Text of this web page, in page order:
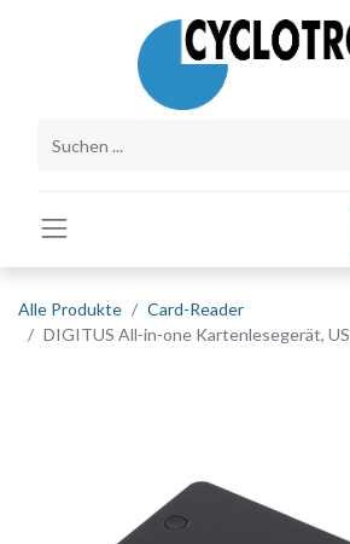
Alle Produkte
Card-Reader
DIGITUS All-in-one Kartenlesegerät,